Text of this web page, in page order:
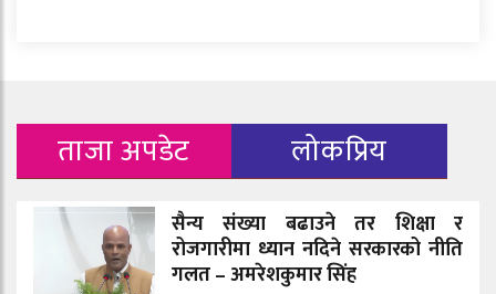
ताजा अपडेट लोकप्रिय
सैन्य संख्या बढाउने तर शिक्षा र
रोजगारीमा ध्यान नदिने सरकारको नीति
गलत – अमरेशकुमार सिंह